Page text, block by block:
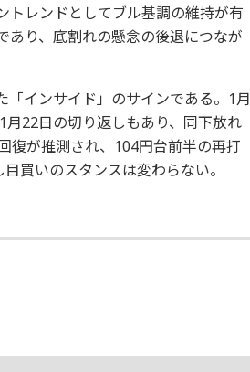
トレンドとしてブル基調の維持が有
あり、底割れの懸念の後退につなが
インサイド」のサインである。1月
22日の切り返しもあり、同下放れ
復が推測され、104円台前半の再打
買いのスタンスは変わらない。